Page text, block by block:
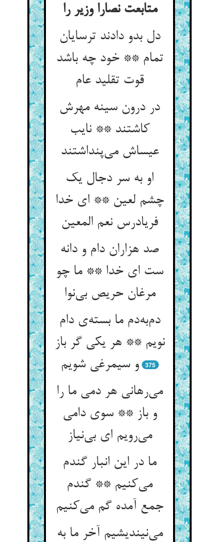
متابعت نصارا وزیر را
دل بدو دادند ترسایان
تمام ** خود چه باشد
در درون سینه مهرش
کاشتند ** نایب
عیساش می‌‌پنداشتند
او به سر دجال یک
چشم لعین ** ای خدا
صد هزاران دام و دانه
ست ای خدا ** ما چو
مرغان حریص بی‌‌نوا
دم‌‌به‌‌دم ما بسته‌‌ی دام
نویم ** هر یکی گر باز
و سیمرغی شویم‌‌
375
می‌‌رهانی هر دمی ما را
و باز ** سوی دامی
می‌‌رویم ای بی‌‌نیاز
ما در این انبار گندم
می‌‌کنیم ** گندم
می‌‌نیندیشیم آخر ما به